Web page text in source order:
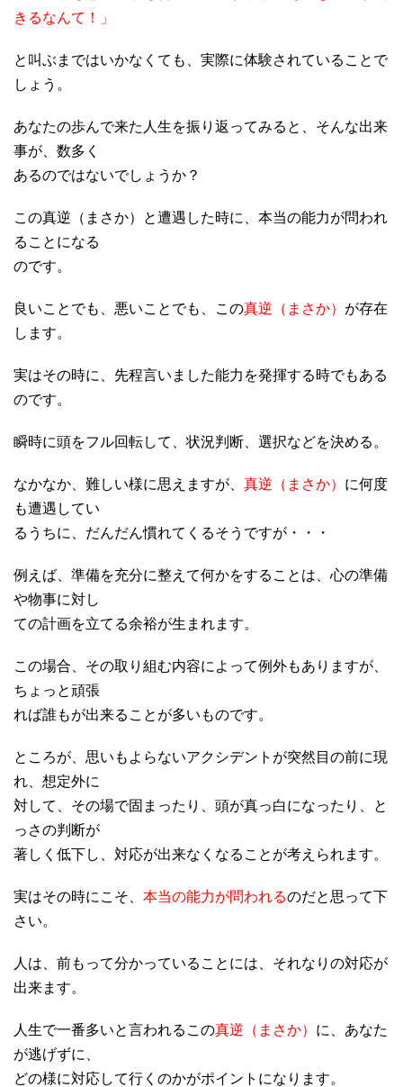
きるなんて！」
と叫ぶまではいかなくても、実際に体験されていることで
しょう。
あなたの歩んで来た人生を振り返ってみると、そんな出来
事が、数多く
あるのではないでしょうか？
この真逆（まさか）と遭遇した時に、本当の能力が問われ
ることになる
のです。
良いことでも、悪いことでも、この真逆（まさか） が存在
します。
実はその時に、先程言いました能力を発揮する時でもある
のです。
瞬時に頭をフル回転して、状況判断、選択などを決める。
なかなか、難しい様に思えますが、 真逆（まさか） に何度
も遭遇してい
るうちに、だんだん慣れてくるそうですが・・・
例えば、準備を充分に整えて何かをすることは、心の準備
や物事に対し
ての計画を立てる余裕が生まれます。
この場合、その取り組む内容によって例外もありますが、
ちょっと頑張
れば誰もが出来ることが多いものです。
ところが、思いもよらないアクシデントが突然目の前に現
れ、想定外に
対して、その場で固まったり、頭が真っ白になったり、と
っさの判断が
著しく低下し、対応が出来なくなることが考えられます。
実はその時にこそ、 本当の能力が問われるのだと思って下
さい。
人は、前もって分かっていることには、それなりの対応が
出来ます。
人生で一番多いと言われるこの真逆（まさか） に、あなた
が逃げずに、
どの様に対応して行くのかがポイントになります。